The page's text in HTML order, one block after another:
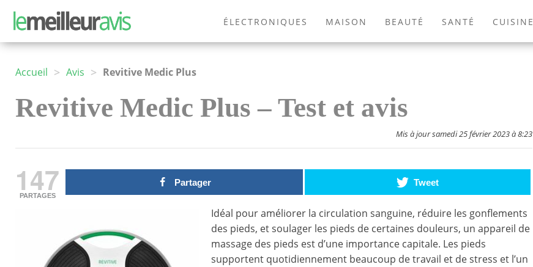
ÉLECTRONIQUES MAISON BEAUTÉ SANTÉ CUISINE
MODE EXTÉRIEUR ANIMAUX JEUX VIDÉOS LIVRES
Accueil > Avis > Revitive Medic Plus
Revitive Medic Plus – Test et avis
Mis à jour samedi 25 février 2023 à 8:23
147
PARTAGES
Partager Tweet
Idéal pour améliorer la circulation sanguine, réduire les gonflements
des pieds, et soulager les pieds de certaines douleurs, un appareil de
massage des pieds est d’une importance capitale. Les pieds
supportent quotidiennement beaucoup de travail et de stress et l’un